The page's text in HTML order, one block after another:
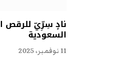
نادٍ سِرِّيّ
السعودية
11 نوفمبر، 2025